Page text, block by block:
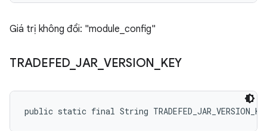
Giá trị không đổi: "module_config"
TRADEFED JAR VERSION KEY
public static final String